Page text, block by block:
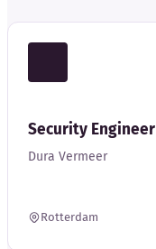
Security Engineer
Dura Vermeer
Rotterdam